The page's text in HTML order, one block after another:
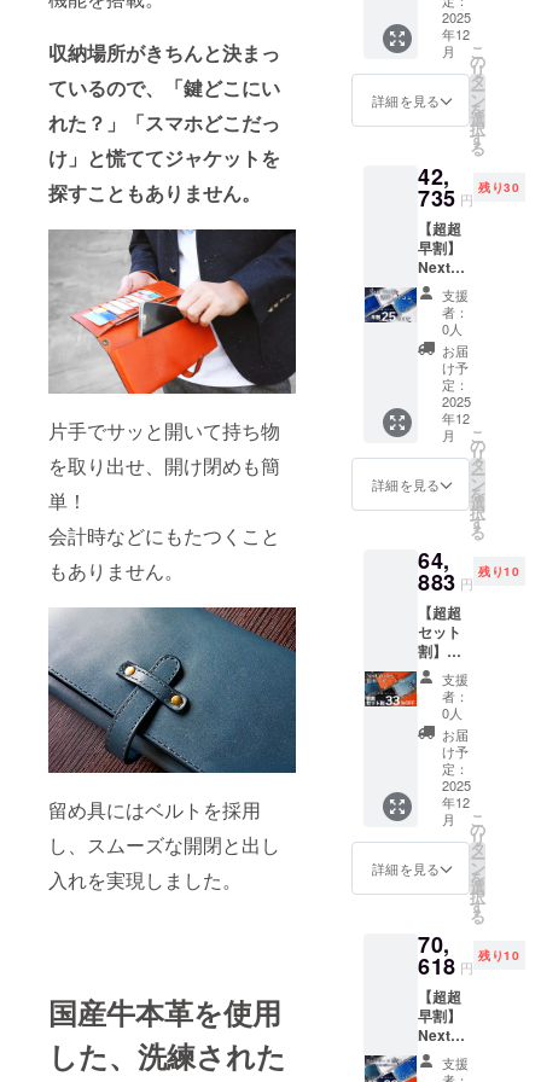
収納場所がきちんと決まっ
ているので、「鍵どこにい
れた？」「スマホどこだっ
け」と慌ててジャケットを
探すこともありません。
片手でサッと開いて持ち物
を取り出せ、開け閉めも簡
単！
会計時などにもたつくこと
もありません。
留め具にはベルトを採用
し、スムーズな開閉と出し
入れを実現しました。
国産牛本革を使用
した、洗練された
お選び
いただ
けま
す。 ・
オレン
・ブ
ラック
・レッ
ド
す！ 本
体は以
下の3色
から好
きな色
す。 ・
ブラッ
ク ・ブ
ルー ・
ホワイ
ト ベル
トは以
下の4色
から好
きな色
をお選
びいた
だけま
す。 ・
オレン
ジブラ
ウン ・
・レッ
ド
個+ショ
ルダー
ベルト1
本) 通常
販売価
格 本体
53,000
ベルト
3,980円
(税込)の
ところ
を、先
着20個
限定で
30%OF
Fにて販
売させ
ていた
だきま
す！ 本
体は以
下の3色
から好
きな色
す。 ・
ブラッ
ク ・ブ
ルー ・
ホワイ
ト ベル
トは以
下の4色
から好
きな色
をお選
びいた
だけま
す。 ・
オレン
ジブラ
ウン ・
・レッ
ド
2025
年12
月
詳細を見る
こ
の
リ
タ
ー
ン
を
選
択
す
る
42,
735 円
残り30
【超超
早割】
Next
Wallet
型押し
クロコ
選べる
カラー
(本体1
個+ショ
ルダー
ベルト1
本) 通常
販売価
格 本体
53,000
ベルト
3,980円
(税込)の
ところ
を、先
着30個
限定で
25%OF
Fにて販
売させ
ていた
だきま
す！ 本
体は以
下の3色
から好
きな色
す。 ・
ブラッ
ク ・ブ
ルー ・
ホワイ
ト ベル
トは以
支援
者：
0人
お届
け予
定：
2025
年12
月
詳細を見る
こ
の
リ
タ
ー
ン
を
選
択
す
る
64,
883 円
残り10
【超超
セット
割】
Next
Wallet
栃木レ
ザー 選
べるカ
ラー (本
体2個
+ショル
ダーベ
ルト2
本) 通常
販売価
格 本体
円(税込)
ベルト
3,980円
(税込)の
ところ
を、先
着10
セット
支援
者：
0人
お届
け予
定：
2025
年12
月
詳細を見る
こ
の
リ
タ
ー
ン
を
選
択
す
る
70,
618 円
残り10
【超超
早割】
Next
Wallet
栃木レ
支援